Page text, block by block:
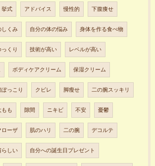
挙式 アドバイス 慢性的 下腹痩せ
しくみ 自分の体の悩み 身体を作る食べ物
っくり 技術が高い レベルが高い
ボディケアクリーム 保湿クリーム
ぽっこり クビレ 脚瘦せ 二の腕スッキリ
もも 隙間 ニキビ 不安 憂鬱
ローザ 肌のハリ 二の腕 デコルテ
らしい 自分への誕生日プレゼント